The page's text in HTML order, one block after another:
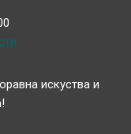
искуства и